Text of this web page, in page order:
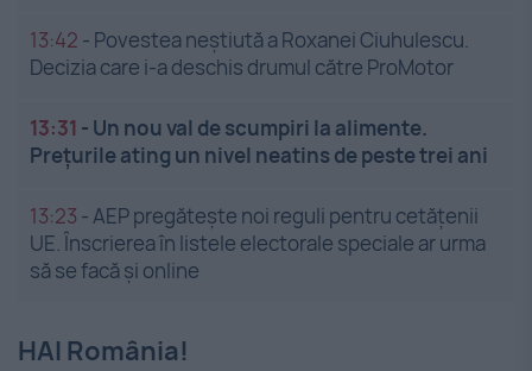
13:42 - Povestea neștiută a Roxanei Ciuhulescu.
Decizia care i-a deschis drumul către ProMotor
13:31 - Un nou val de scumpiri la alimente.
Prețurile ating un nivel neatins de peste trei ani
13:23 -AEP pregătește noi reguli pentru cetățenii
UE. Înscrierea în listele electorale speciale ar urma
să se facă și online
HAI România!